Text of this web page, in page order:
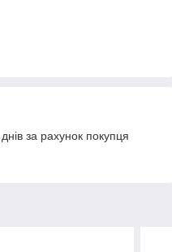
за рахунок покупця